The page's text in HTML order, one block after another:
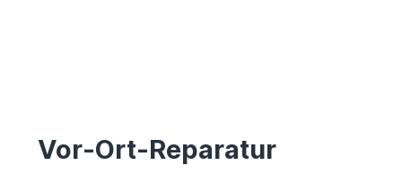
Vor-Ort-Reparatur